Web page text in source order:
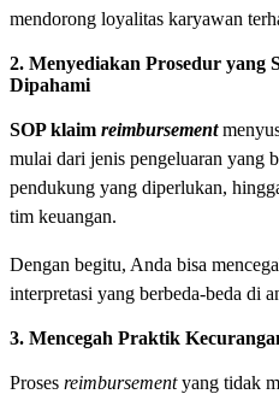
mendorong loyalitas karyawan
2. Menyediakan Prosedur yang
Dipahami
SOP klaim reimbursement
mulai dari jenis pengeluaran yang
pendukung yang diperlukan,
tim keuangan.
Dengan begitu, Anda bisa
interpretasi yang berbeda-beda di
3. Mencegah Praktik
Proses reimbursementyang tidak